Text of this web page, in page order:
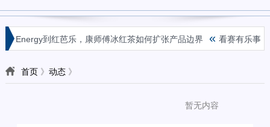
从Energy到红芭乐，康师傅冰红茶如何扩张产品边界 « 看赛有乐事！
首页》 动态》
暂无内容